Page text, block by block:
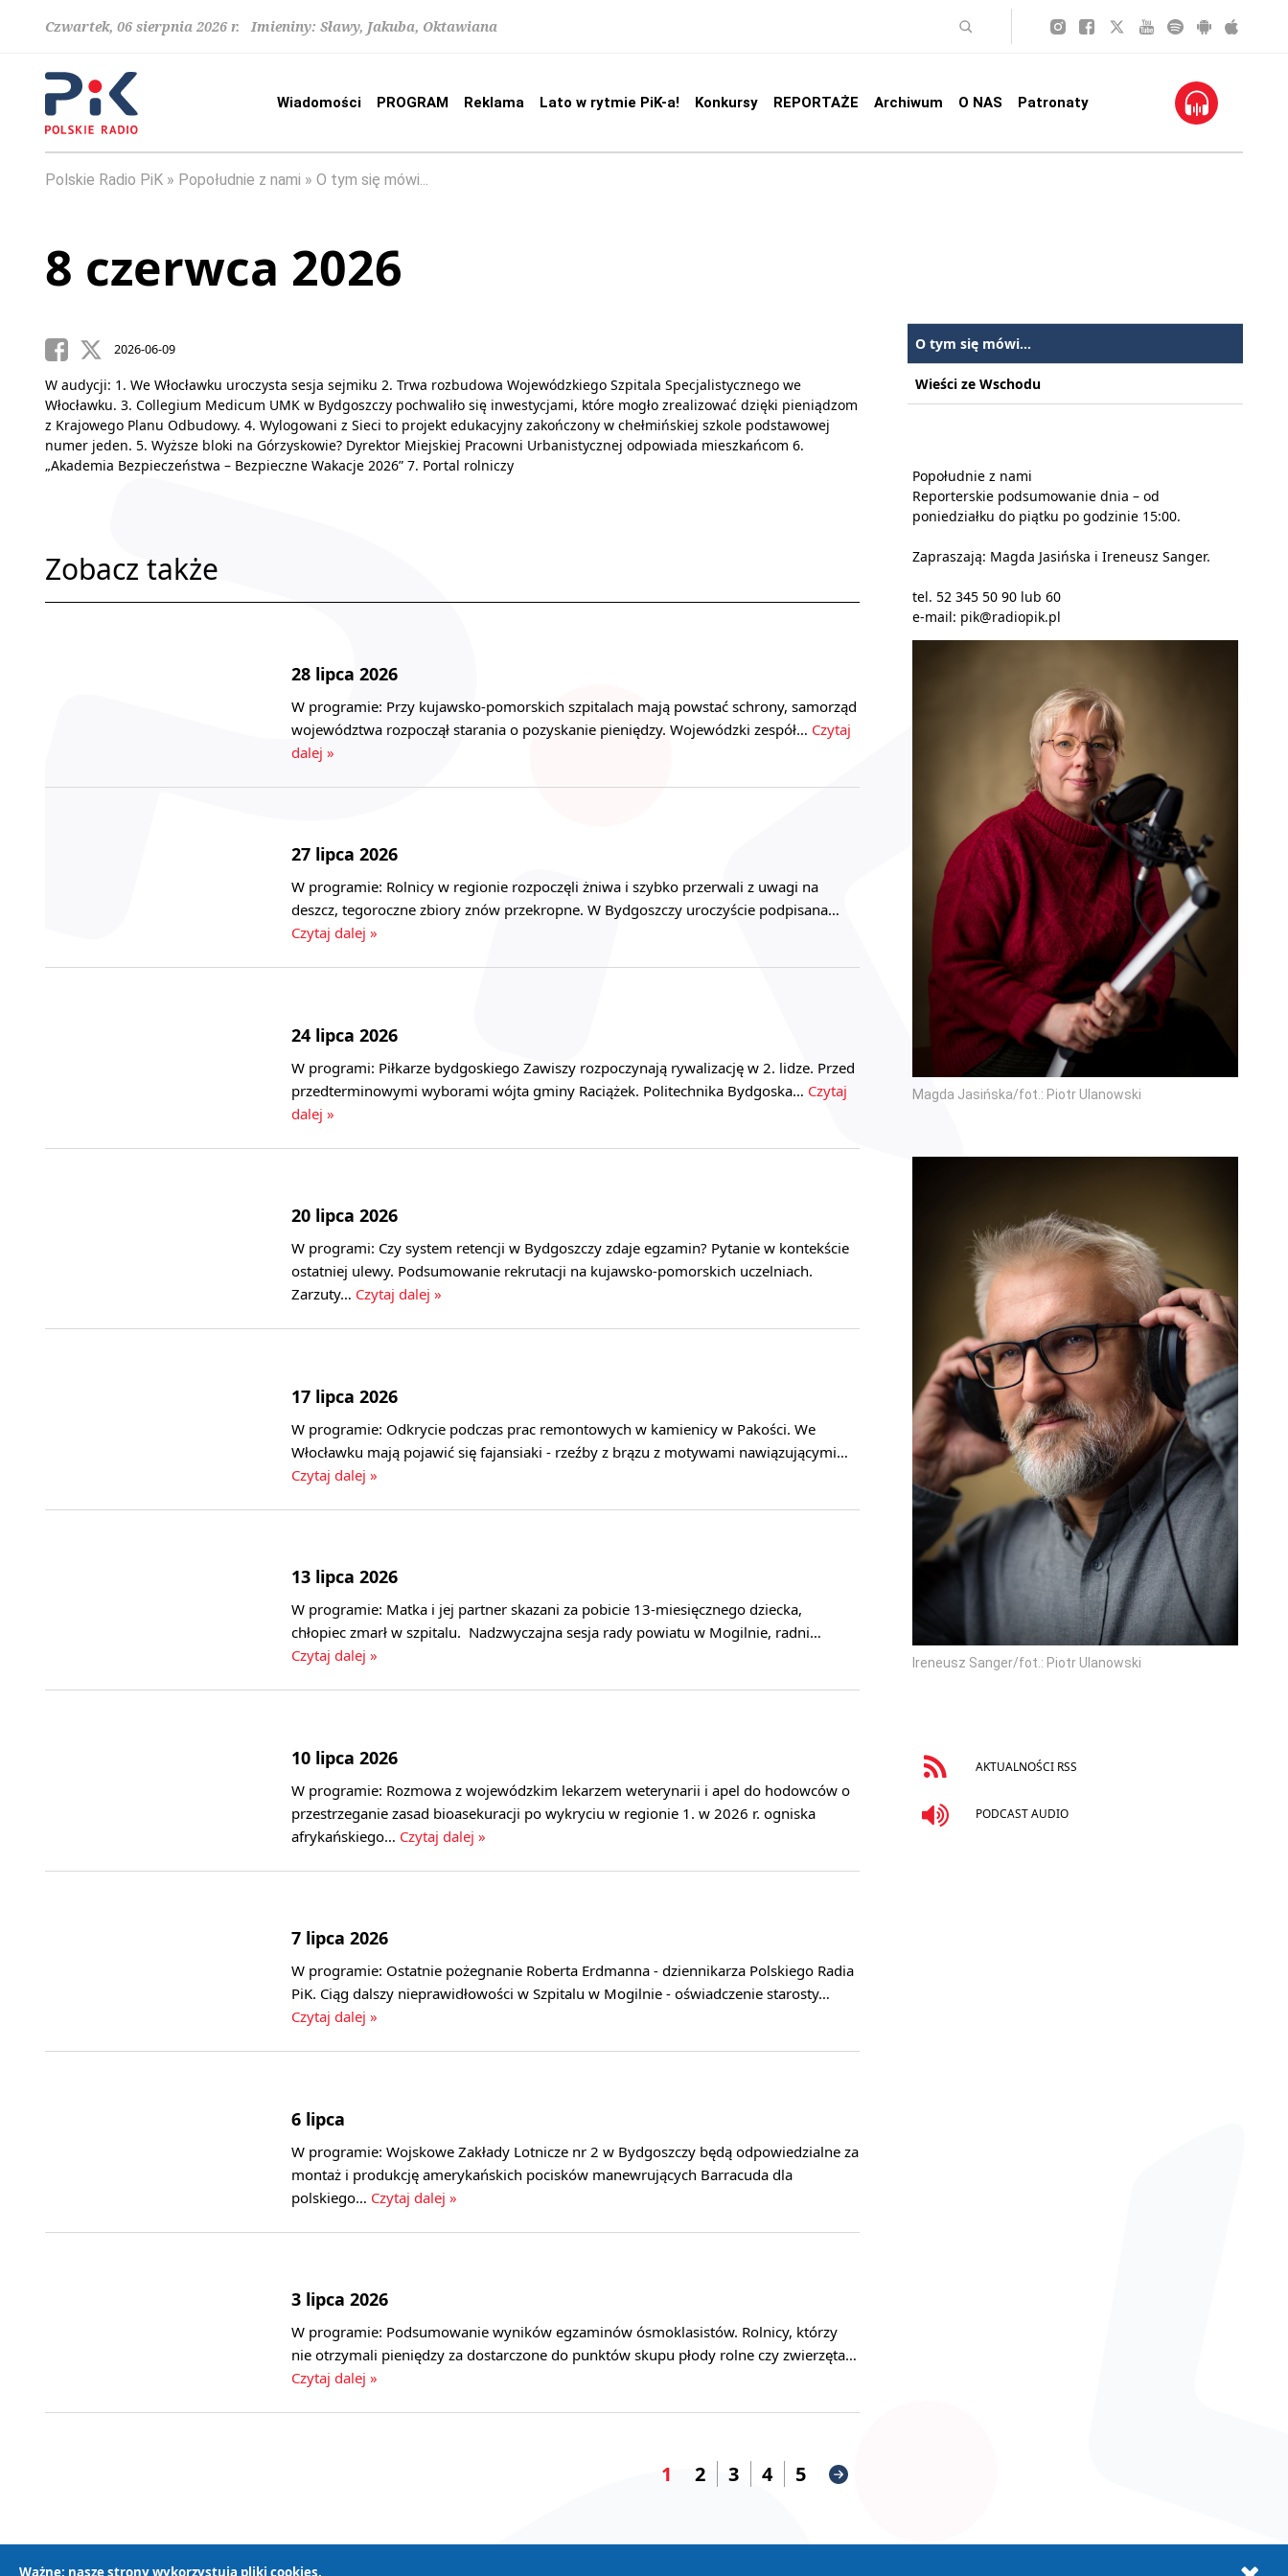
Czwartek, 06 sierpnia 2026 r. Imieniny: Sławy, Jakuba, Oktawiana
Wiadomości PROGRAM Reklama Lato w rytmie PiK-a! Konkursy REPORTAŻE Archiwum O NAS Patronaty
Polskie Radio PiK Popołudnie z nami O tym się mówi...
8 czerwca 2026
2026-06-09
W audycji: 1. We Włocławku uroczysta sesja sejmiku 2. Trwa rozbudowa Wojewódzkiego Szpitala Specjalistycznego we
Włocławku. 3. Collegium Medicum UMK w Bydgoszczy pochwaliło się inwestycjami, które mogło zrealizować dzięki pieniądzom
z Krajowego Planu Odbudowy. 4. Wylogowani z Sieci to projekt edukacyjny zakończony w chełmińskiej szkole podstawowej
numer jeden. 5. Wyższe bloki na Górzyskowie? Dyrektor Miejskiej Pracowni Urbanistycznej odpowiada mieszkańcom 6.
„Akademia Bezpieczeństwa – Bezpieczne Wakacje 2026” 7. Portal rolniczy
Zobacz także
28 lipca 2026
W programie: Przy kujawsko-pomorskich szpitalach mają powstać schrony, samorząd
województwa rozpoczął starania o pozyskanie pieniędzy. Wojewódzki zespół… Czytaj
dalej »
27 lipca 2026
W programie: Rolnicy w regionie rozpoczęli żniwa i szybko przerwali z uwagi na
deszcz, tegoroczne zbiory znów przekropne. W Bydgoszczy uroczyście podpisana…
Czytaj dalej »
24 lipca 2026
W programi: Piłkarze bydgoskiego Zawiszy rozpoczynają rywalizację w 2. lidze. Przed
przedterminowymi wyborami wójta gminy Raciążek. Politechnika Bydgoska… Czytaj
dalej »
20 lipca 2026
W programi: Czy system retencji w Bydgoszczy zdaje egzamin? Pytanie w kontekście
ostatniej ulewy. Podsumowanie rekrutacji na kujawsko-pomorskich uczelniach.
Zarzuty… Czytaj dalej »
17 lipca 2026
W programie: Odkrycie podczas prac remontowych w kamienicy w Pakości. We
Włocławku mają pojawić się fajansiaki - rzeźby z brązu z motywami nawiązującymi…
Czytaj dalej »
13 lipca 2026
W programie: Matka i jej partner skazani za pobicie 13-miesięcznego dziecka,
chłopiec zmarł w szpitalu. Nadzwyczajna sesja rady powiatu w Mogilnie, radni…
Czytaj dalej »
10 lipca 2026
W programie: Rozmowa z wojewódzkim lekarzem weterynarii i apel do hodowców o
przestrzeganie zasad bioasekuracji po wykryciu w regionie 1. w 2026 r. ogniska
afrykańskiego… Czytaj dalej »
7 lipca 2026
W programie: Ostatnie pożegnanie Roberta Erdmanna - dziennikarza Polskiego Radia
PiK. Ciąg dalszy nieprawidłowości w Szpitalu w Mogilnie - oświadczenie starosty…
Czytaj dalej »
6 lipca
W programie: Wojskowe Zakłady Lotnicze nr 2 w Bydgoszczy będą odpowiedzialne za
montaż i produkcję amerykańskich pocisków manewrujących Barracuda dla
polskiego… Czytaj dalej »
3 lipca 2026
W programie: Podsumowanie wyników egzaminów ósmoklasistów. Rolnicy, którzy
nie otrzymali pieniędzy za dostarczone do punktów skupu płody rolne czy zwierzęta…
Czytaj dalej »
1 2 3 4 5
O tym się mówi...
Wieści ze Wschodu
Popołudnie z nami
Reporterskie podsumowanie dnia – od
poniedziałku do piątku po godzinie 15:00.
Zapraszają: Magda Jasińska i Ireneusz Sanger.
tel. 52 345 50 90 lub 60
e-mail: pik@radiopik.pl
Magda Jasińska/fot.: Piotr Ulanowski
Ireneusz Sanger/fot.: Piotr Ulanowski
AKTUALNOŚCI RSS
PODCAST AUDIO